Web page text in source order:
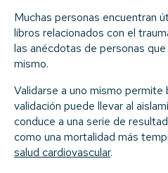
Muchas personas encuentran
libros relacionados con el
las anécdotas de personas
mismo.
Validarse a uno mismo permite
validación puede llevar al
conduce a una serie de
como una mortalidad más
salud cardiovascular.